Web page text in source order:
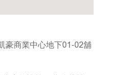
豪商業中心地下01-02舖
搜尋分店